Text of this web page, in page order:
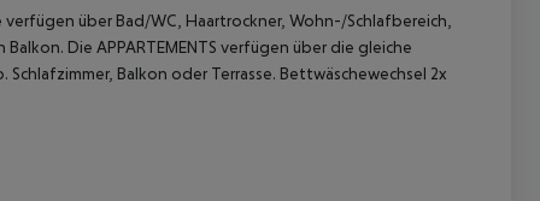
über Bad/WC, Haartrockner, Wohn-/Schlafbereich,
Die APPARTEMENTS verfügen über die gleiche
Balkon oder Terrasse. Bettwäschewechsel 2x